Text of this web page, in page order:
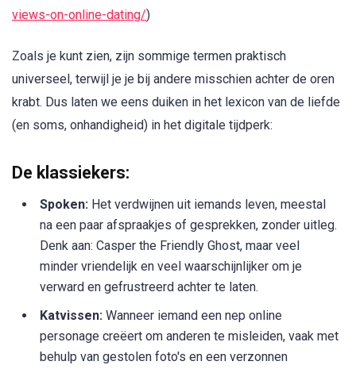
views-on-online-dating/)
Zoals je kunt zien, zijn sommige termen praktisch
universeel, terwijl je je bij andere misschien achter de oren
krabt. Dus laten we eens duiken in het lexicon van de liefde
(en soms, onhandigheid) in het digitale tijdperk:
De klassiekers:
Spoken: Het verdwijnen uit iemands leven, meestal
na een paar afspraakjes of gesprekken, zonder uitleg.
Denk aan: Casper the Friendly Ghost, maar veel
minder vriendelijk en veel waarschijnlijker om je
verward en gefrustreerd achter te laten.
Katvissen: Wanneer iemand een nep online
personage creëert om anderen te misleiden, vaak met
behulp van gestolen foto's en een verzonnen